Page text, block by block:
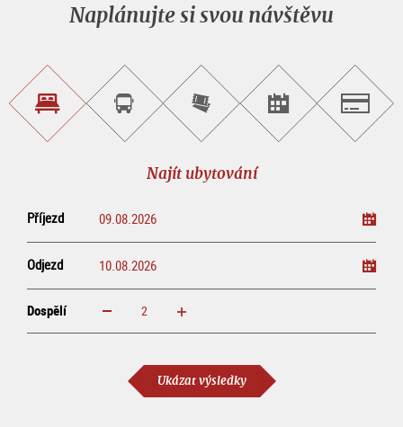
Naplánujte si svou návštěvu
Najít
ubytování
Objednat
okružní
Zakoupit
vstupenky
on-
Najít
pořad/akci
Najít ubytování
Příjezd
Odjezd
Dospělí increase reduce
Ukázat výsledky